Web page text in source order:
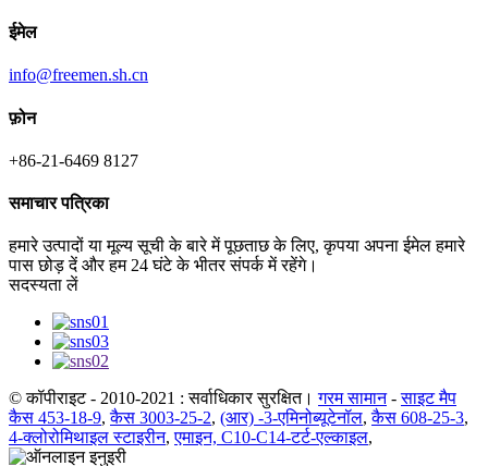
ईमेल
info@freemen.sh.cn
फ़ोन
+86-21-6469 8127
समाचार पत्रिका
हमारे उत्पादों या मूल्य सूची के बारे में पूछताछ के लिए, कृपया अपना ईमेल हमारे
पास छोड़ दें और हम 24 घंटे के भीतर संपर्क में रहेंगे।
सदस्यता लें
© कॉपीराइट - 2010-2021 : सर्वाधिकार सुरक्षित। गरम सामान-साइट मैप
कैस 453-18-9,कैस 3003-25-2, (आर) -3-एमिनोब्यूटेनॉल,कैस 608-25-3,
4-क्लोरोमिथाइल स्टाइरीन,एमाइन, C10-C14-टर्ट-एल्काइल,